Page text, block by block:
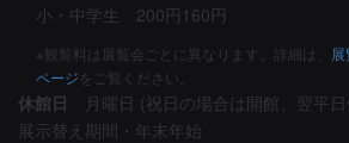
小・中学生
200円 160円
※観覧料は展覧会ごとに異なります。詳細は、
ページをご覧ください。
休館日 月曜日 (祝日の場合は開館、翌平日
展示替え期間・年末年始